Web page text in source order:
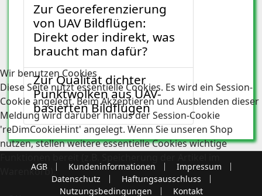
Zur Georeferenzierung
von UAV Bildflügen:
Direkt oder indirekt, was
braucht man dafür?
Zur Qualität dichter
Punktwolken aus UAV-
basierten Bildflügen
AGB Kundeninformationen
Impressum
Datenschutz
Haftungsausschluss
Nutzungsbedingungen
Kontakt
Wir benutzen Cookies
Diese Seite nutzt essentielle Cookies. Es wird ein Session-
Cookie angelegt. Beim Akzeptieren und Ausblenden dieser
Meldung wird darüber hinaus der Session-Cookie
'reDimCookieHint' angelegt. Wenn Sie unseren Shop
nutzen, stellen weitere essentielle Cookies wichtige
Warenkorb).